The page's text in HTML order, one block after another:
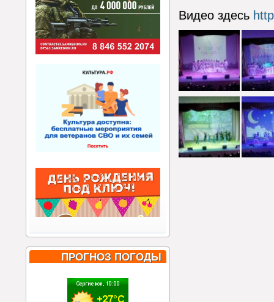
ПРОГНОЗ ПОГОДЫ
Видео здесь